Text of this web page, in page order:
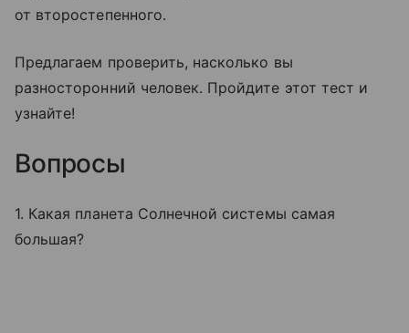
от второстепенного.
Предлагаем проверить, насколько вы
разносторонний человек. Пройдите этот тест и
узнайте!
Вопросы
1. Какая планета Солнечной системы самая
большая?